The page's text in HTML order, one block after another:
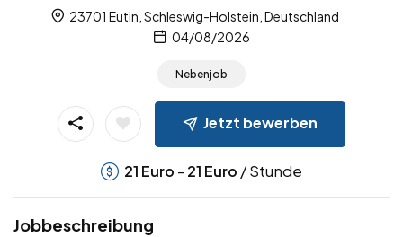
23701 Eutin, Schleswig-Holstein, Deutschland
04/08/2026
Nebenjob
Jetzt bewerben
21 Euro - 21 Euro / Stunde
Jobbeschreibung